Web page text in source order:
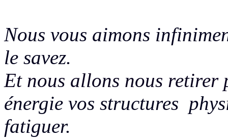
Nous vous aimons
le savez.
Et nous allons nous
énergie vos structures
fatiguer.